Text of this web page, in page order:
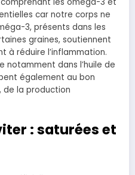
car notre corps ne
3, présents dans les
graines, soutiennent
à réduire l’inflammation.
notamment dans l’huile de
également au bon
de la production
: saturées et